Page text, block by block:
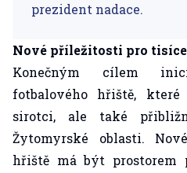
prezident nadace.
Nové příležitosti pro
Konečným cílem
fotbalového hřiště,
sirotci, ale také
Žytomyrské oblasti.
hřiště má být prostorem